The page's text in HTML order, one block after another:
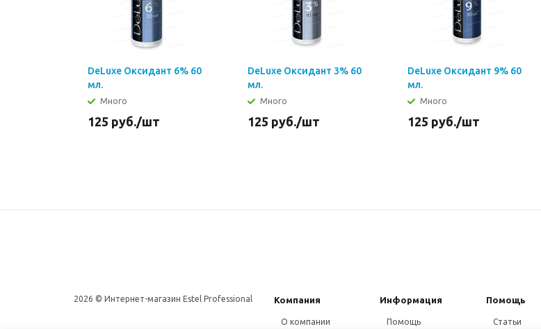
DeLuxe Оксидант 6% 60
мл.
Много
125 руб./шт
DeLuxe Оксидант 3% 60
мл.
Много
125 руб./шт
DeLuxe Оксидант 9% 60
мл.
Много
125 руб./шт
2026 © Интернет-магазин Estel Professional Компания Информация Помощь
О компании Помощь Статьи